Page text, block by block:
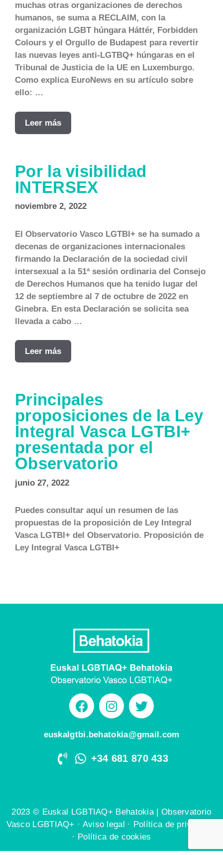
muchas otras organizaciones de derechos
humanos, se suma a RECLAIM, con la
organización LGBT húngara Háttér, Forbidden
Colours y el Orgullo de Budapest para revertir
las nuevas leyes anti-LGTBQ+ húngaras en el
Tribunal de Justicia de la UE en Luxemburgo.
Como explica EuroNews en su artículo sobre
ello: …
Leer más
Por la visibilidad
INTERSEX
noviembre 2, 2022
El Observatorio Vasco LGTBI+ se ha sumado a
decenas de organizaciones internacionales
firmando la Declaración de la sociedad civil
intersexual a la 51ª sesión ordinaria del Consejo
de Derechos Humanos que ha tenido lugar del
12 de septiembre al 7 de octubre de 2022 en
Ginebra. En esta Declaración se solicita sea
llevada a cabo …
Leer más
Principales
proposiciones de la Ley
Integral Vasca LGTBI+
presentada por el
Observatorio
junio 27, 2022
Puedes consultar aquí un resumen de las
propuestas de la proposición de Ley Integral
Vasca LGTBI+ del Observatorio. Proposición de
Ley Integral Vasca LGTBI+
euskalgtbi.behatokia@gmail.com
+34 681 870 433
2023 © Euskal LGBTIAQ+ Behatokia | Observatorio
Vasco LGBTIAQ+ · Aviso legal · Política de privacidad
· Política de cookies